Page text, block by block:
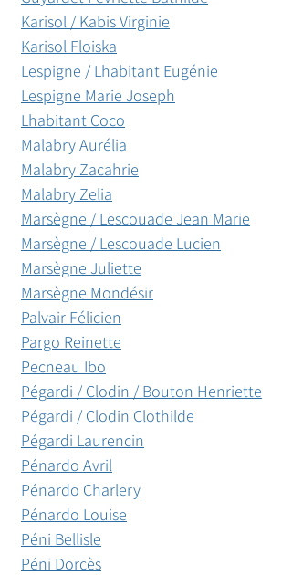
Karisol / KabisVirginie
Karisol Floiska
Lespigne / Lhabitant Eugénie
Lespigne Marie Joseph
Lhabitant Coco
Malabry Aurélia
Malabry Zacahrie
Malabry Zelia
Marsègne / Lescouade Jean Marie
Marsègne / Lescouade Lucien
Marsègne Juliette
Marsègne Mondésir
Palvair Félicien
Pargo Reinette
Pecneau Ibo
Pégardi / Clodin / Bouton Henriette
Pégardi / Clodin Clothilde
Pégardi Laurencin
Pénardo Avril
Pénardo Charlery
Pénardo Louise
Péni Bellisle
Péni Dorcès